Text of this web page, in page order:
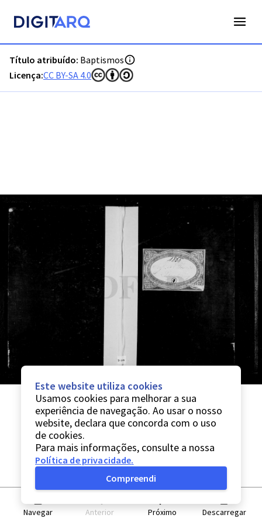
Título atribuído: Baptismos
Licença:CC BY-SA 4.0
Navegar Anterior Próximo Descarregar
Este website utiliza cookies
Usamos cookies para melhorar a sua
experiência de navegação. Ao usar o nosso
website, declara que concorda com o uso
de cookies.
Para mais informações, consulte a nossa
Política de privacidade.
Compreendi